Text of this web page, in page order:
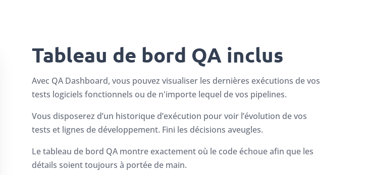
Tableau de bord QA inclus
Avec QA Dashboard, vous pouvez visualiser les dernières exécutions de vos
tests logiciels fonctionnels ou de n'importe lequel de vos pipelines.
Vous disposerez d’un historique d’exécution pour voir l’évolution de vos
tests et lignes de développement. Fini les décisions aveugles.
Le tableau de bord QA montre exactement où le code échoue afin que les
détails soient toujours à portée de main.